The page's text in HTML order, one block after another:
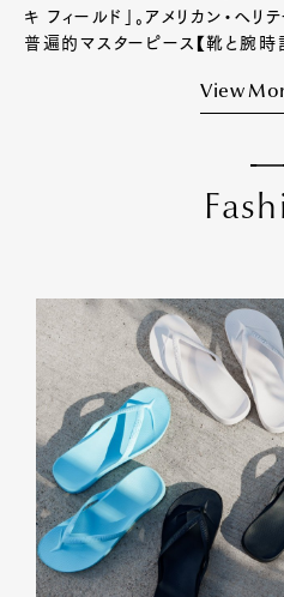
キ フィールド」。アメリカン・ヘリテ
普遍的マスターピース【靴と腕
View
Fash i